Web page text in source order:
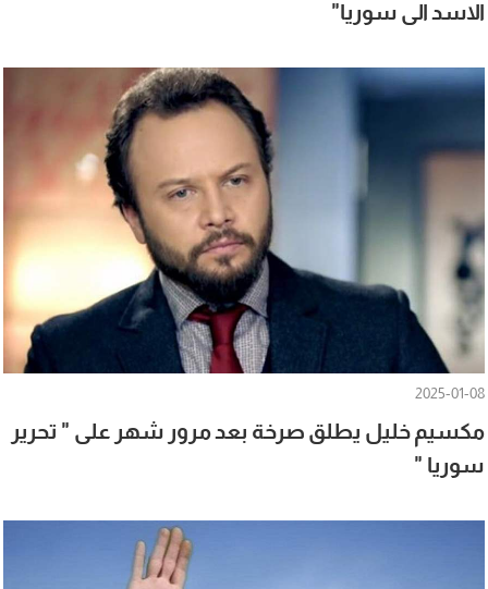
الاسد الى سوريا"
2025-01-08
مكسيم خليل يطلق صرخة بعد مرور شهر على " تحرير
سوريا "